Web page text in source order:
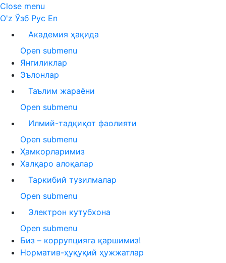
Close menu
O'z Ўзб Рус En
Академия ҳақида
Open submenu
Янгиликлар
Эълонлар
Таълим жараёни
Open submenu
Илмий-тадқиқот фаолияти
Open submenu
Ҳамкорларимиз
Халқаро алоқалар
Таркибий тузилмалар
Open submenu
Электрон кутубхона
Open submenu
Биз – коррупцияга қаршимиз!
Норматив-ҳуқуқий ҳужжатлар